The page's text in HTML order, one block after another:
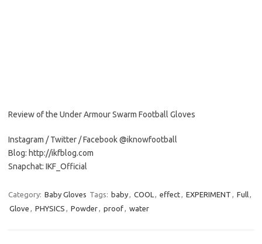
Review of the Under Armour Swarm Football Gloves
Instagram / Twitter / Facebook @iknowfootball
Blog: http://ikfblog.com
Snapchat: IKF_Official
Category: Baby Gloves Tags: baby, COOL , effect, EXPERIMENT , Full,
Glove , PHYSICS , Powder, proof, water